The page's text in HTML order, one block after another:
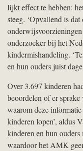
lijkt effect te hebben:
steeg. ‘Opvallend is
onderzoeker bij het
kindermishandeling.
en hun ouders juist
Over 3.697 kinderen
beoordelen of er
waarom deze
kinderen lopen’, aldus
kinderen en hun
waardoor het AMK